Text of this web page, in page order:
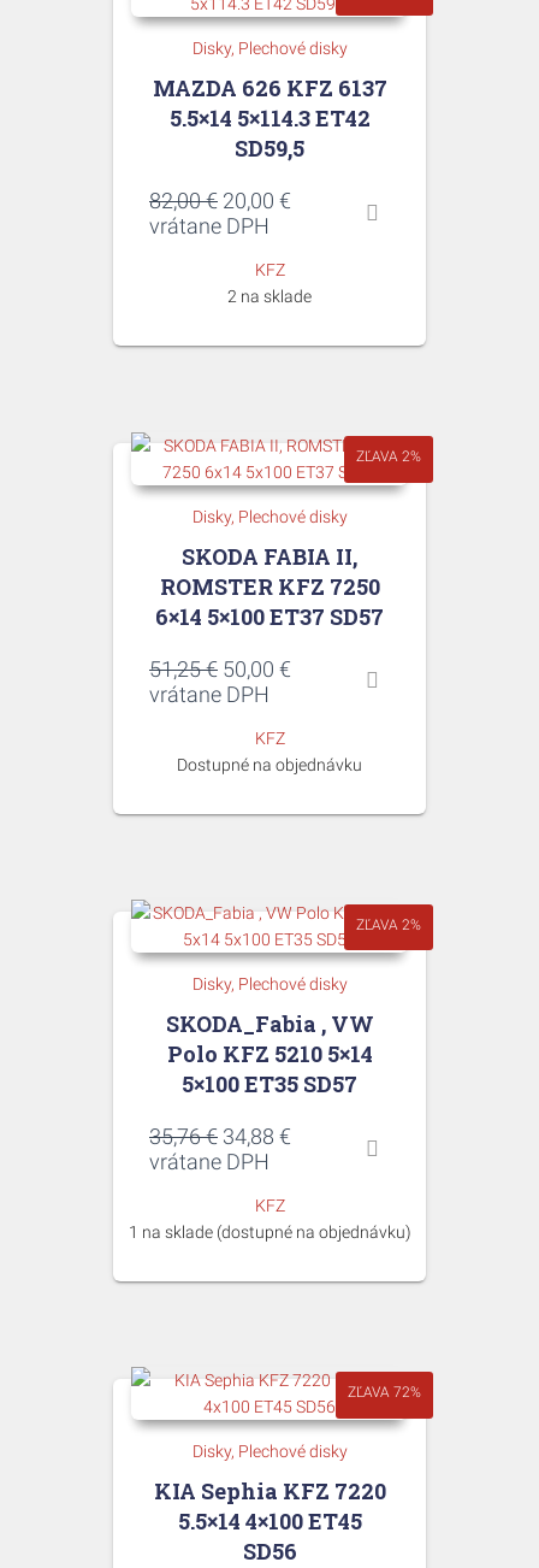
Disky Plechové disky
MAZDA 626 KFZ 6137
5.5×14 5×114.3 ET42
SD59,5
82,00€ Pôvodná
cena
82,00 €.
20,00 € Aktuálna
vrátane DPH
KFZ
2 na sklade
ZĽAVA 2%
Disky Plechové disky
SKODA FABIA II,
ROMSTER KFZ 7250
6×14 5×100 ET37 SD57
51,25€ Pôvodná
cena
51,25 €.
50,00 € Aktuálna
vrátane DPH
KFZ
Dostupné na objednávku
ZĽAVA 2%
Disky Plechové disky
SKODA_Fabia , VW
Polo KFZ 5210 5×14
5×100 ET35 SD57
35,76€ Pôvodná
cena
35,76 €.
34,88 € Aktuálna
vrátane DPH
KFZ
1 na sklade (dostupné na objednávku)
ZĽAVA 72%
Disky Plechové disky
KIA Sephia KFZ 7220
5.5×14 4×100 ET45
SD56